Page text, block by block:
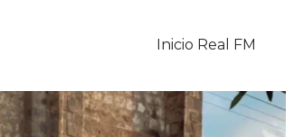
Inicio Real FM
En Vivo